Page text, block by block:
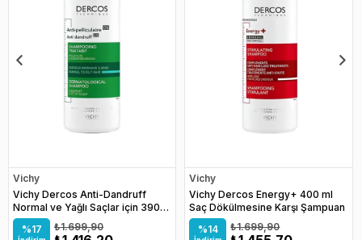
Vichy
Vichy Dercos Anti-Dandruff
Normal ve Yağlı Saçlar için 390
ml Kepek Şampuanı
%17 ₺1.699,90
Vichy
Vichy Dercos Energy+ 400 ml
Saç Dökülmesine Karşı Şampuan
%14
₺1.699,90